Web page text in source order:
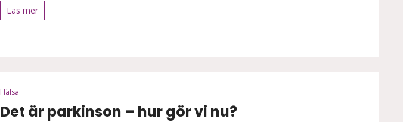
Läs mer
Hälsa
Det är parkinson – hur gör vi nu?